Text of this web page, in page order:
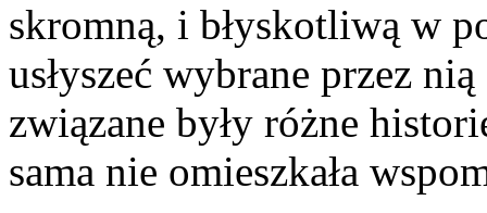
skromną, i błyskotliwą w
usłyszeć wybrane przez
związane były różne
sama nie omieszkała